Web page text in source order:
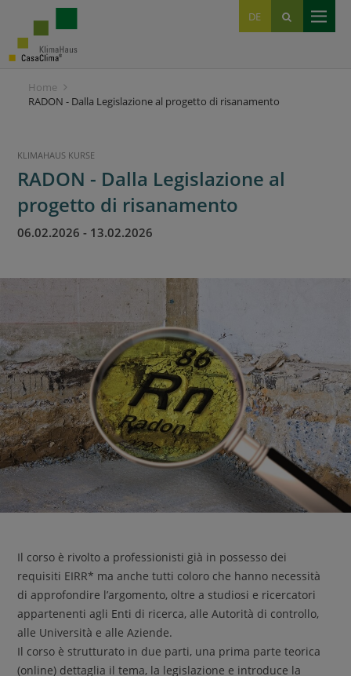
DE
IT
EN
Home
RADON - Dalla Legislazione al progetto di risanamento
KLIMAHAUS KURSE
RADON - Dalla Legislazione al
progetto di risanamento
06.02.2026- 13.02.2026
Il corso è rivolto a professionisti già in possesso dei
requisiti EIRR* ma anche tutti coloro che hanno necessità
di approfondire l’argomento, oltre a studiosi e ricercatori
appartenenti agli Enti di ricerca, alle Autorità di controllo,
alle Università e alle Aziende.
Il corso è strutturato in due parti, una prima parte teorica
(online) dettaglia il tema, la legislazione e introduce la